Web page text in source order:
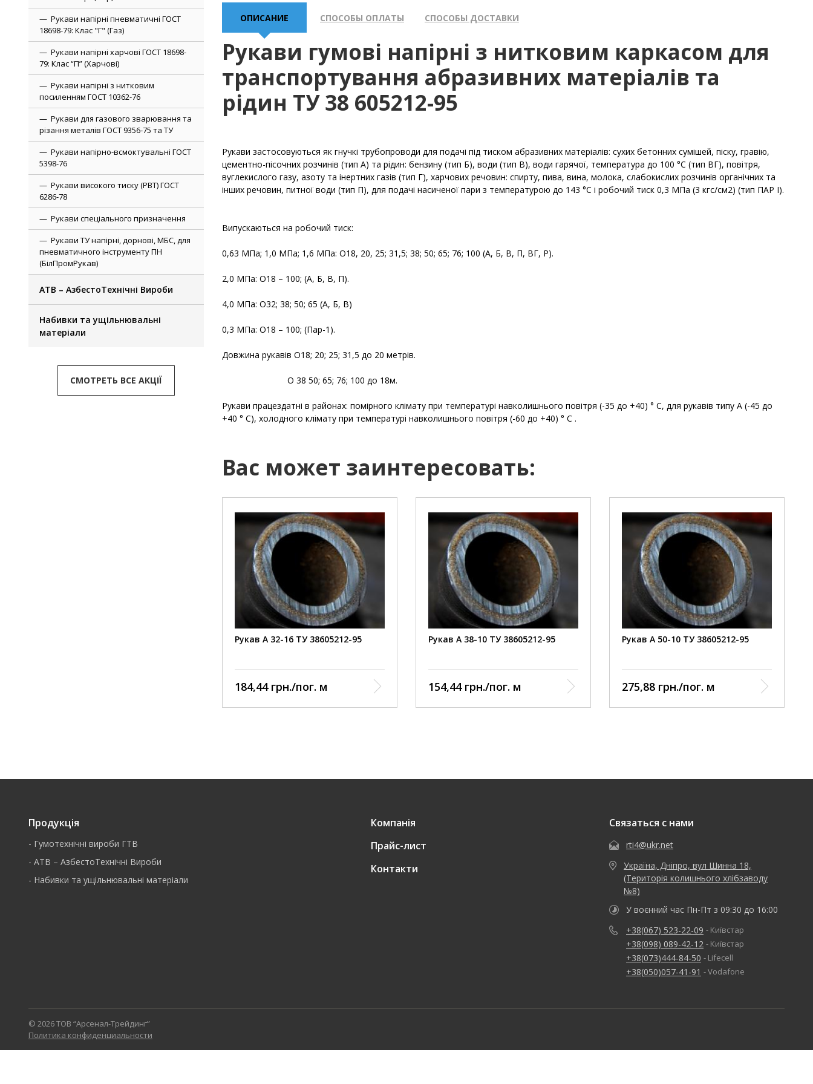
Рукави напірні пневматичні ГОСТ
18698-79: Клас "Г" (Газ)
Рукави напірні харчові ГОСТ 18698-
79: Клас “П” (Харчові)
Рукави напірні з нитковим
посиленням ГОСТ 10362-76
Рукави для газового зварювання та
різання металів ГОСТ 9356-75 та ТУ
Рукави напірно-всмоктувальні ГОСТ
5398-76
Рукави високого тиску (РВТ) ГОСТ
6286-78
Рукави спеціального призначення
Рукави ТУ напірні, дорнові, МБС, для
пневматичного інструменту ПН
(БілПромРукав)
АТВ – АзбестоТехнічні Вироби
Набивки та ущільнювальні
матеріали
СМОТРЕТЬ ВСЕ АКЦІЇ
ОПИСАНИЕ СПОСОБЫ ОПЛАТЫ СПОСОБЫ ДОСТАВКИ
Рукави гумові напірні з нитковим каркасом для
транспортування абразивних матеріалів та
рідин ТУ 38 605212-95
Рукави застосовуються як гнучкі трубопроводи для подачі під тиском абразивних матеріалів: сухих бетонних сумішей, піску, гравію,
цементно-пісочних розчинів (тип А) та рідин: бензину (тип Б), води (тип В), води гарячої, температура до 100 °С (тип ВГ), повітря,
вуглекислого газу, азоту та інертних газів (тип Г), харчових речовин: спирту, пива, вина, молока, слабокислих розчинів органічних та
інших речовин, питної води (тип П), для подачі насиченої пари з температурою до 143 °С і робочий тиск 0,3 МПа (3 кгс/см2) (тип ПАР I).
Випускаються на робочий тиск:
0,63 МПа; 1,0 МПа; 1,6 МПа: O18, 20, 25; 31,5; 38; 50; 65; 76; 100 (А, Б, В, П, ВГ, Р).
2,0 МПа: O18 – 100; (А, Б, В, П).
4,0 МПа: O32; 38; 50; 65 (А, Б, В)
0,3 МПа: O18 – 100; (Пар-1).
Довжина рукавів O18; 20; 25; 31,5 до 20 метрів.
O 38 50; 65; 76; 100 до 18м.
Рукави працездатні в районах: помірного клімату при температурі навколишнього повітря (-35 до +40) ° С, для рукавів типу А (-45 до
+40 ° С), холодного клімату при температурі навколишнього повітря (-60 до +40) ° С .
Вас может заинтересовать:
Рукав А 32-16 ТУ 38605212-95
184,44 грн./пог. м
Рукав А 38-10 ТУ 38605212-95
154,44 грн./пог. м
Рукав А 50-10 ТУ 38605212-95
275,88 грн./пог. м
Продукція
- Гумотехнічні вироби ГТВ
- АТВ – АзбестоТехнічні Вироби
- Набивки та ущільнювальні матеріали
Компанія
Прайс-лист
Контакти
Связаться с нами
rti4@ukr.net
Україна, Дніпро, вул Шинна 18,
(Територія колишнього хлібзаводу
№8)
У воєнний час Пн-Пт з 09:30 до 16:00
+38(067) 523-22-09 - Київстар
+38(098) 089-42-12 - Київстар
+38(073)444-84-50 - Lifecell
+38(050)057-41-91 - Vodafone
© 2026 ТОВ “Арсенал-Трейдинг”
Политика конфиденциальности